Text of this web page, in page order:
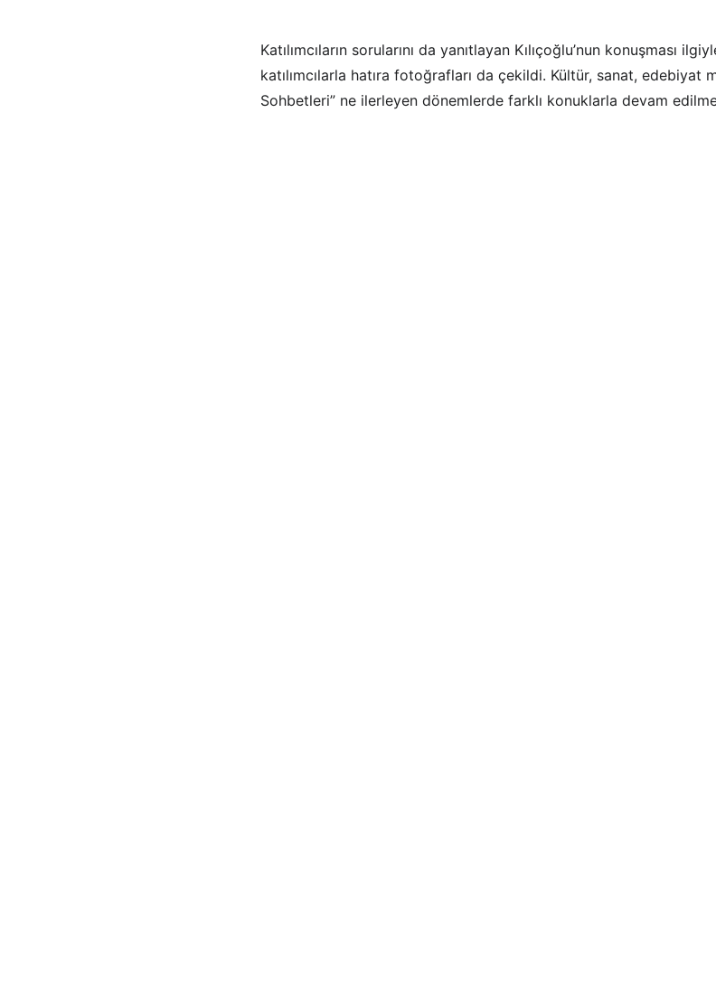
Katılımcıların sorularını da yanıtlayan Kılıçoğlu’nun konuşması
katılımcılarla hatıra fotoğrafları da çekildi. Kültür, sanat, edebiyat
Sohbetleri” ne ilerleyen dönemlerde farklı konuklarla devam